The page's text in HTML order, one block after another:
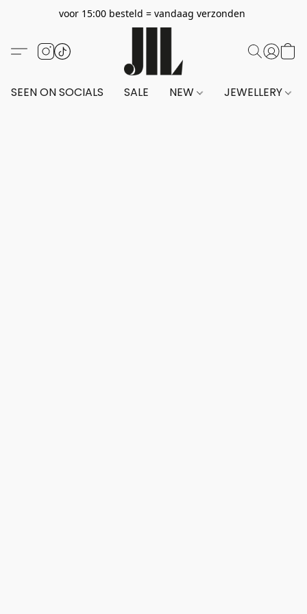
voor 15:00 besteld = vandaag verzonden
SEEN ON SOCIALS SALE NEW JEWELLERY